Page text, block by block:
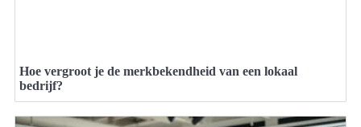
Hoe vergroot je de merkbekendheid van een lokaal
bedrijf?